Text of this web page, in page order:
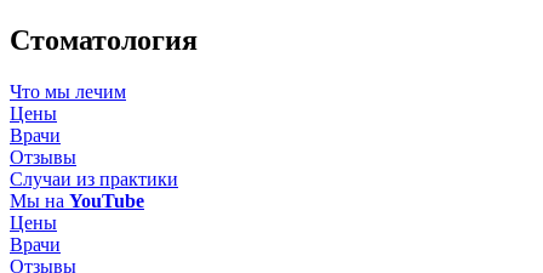
Стоматология
Что мы лечим
Цены
Врачи
Отзывы
Случаи из практики
Мы на YouTube
Цены
Врачи
Отзывы